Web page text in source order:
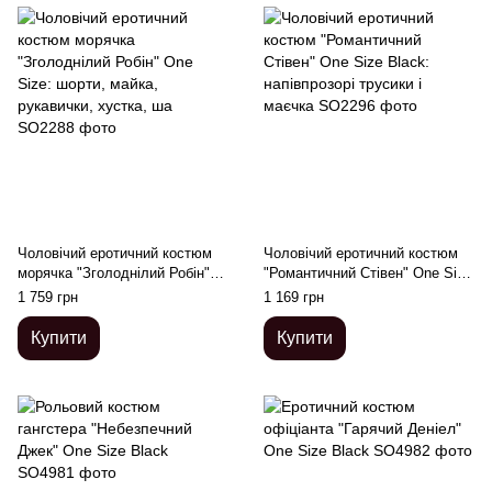
Чоловічий еротичний костюм
морячка "Зголоднілий Робін"
One Size: шорти, майка,
рукавички, хустка, ша
1 759 грн
Купити
Чоловічий еротичний костюм
"Романтичний Стівен" One Size
Black: напівпрозорі трусики і
маєчка
1 169 грн
Купити